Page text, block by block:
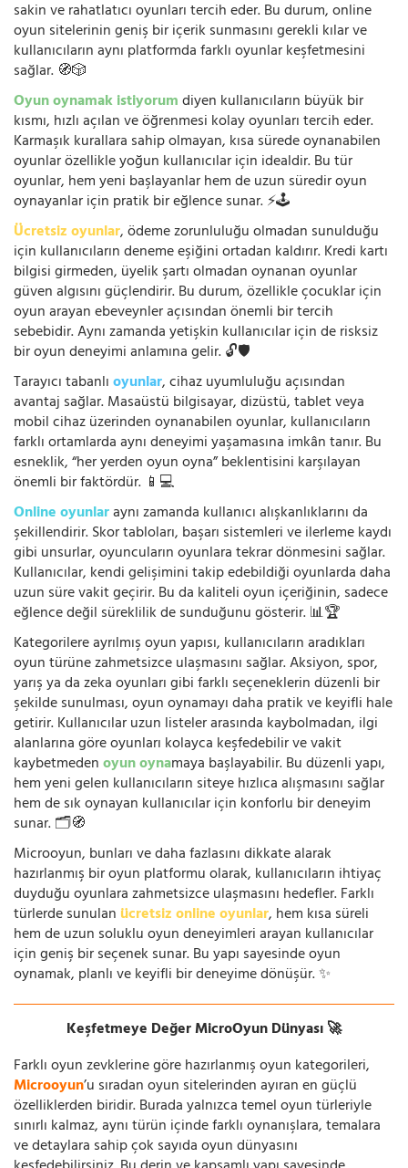
sakin ve rahatlatıcı oyunları tercih eder. Bu durum, online
oyun sitelerinin geniş bir içerik sunmasını gerekli kılar ve
kullanıcıların aynı platformda farklı oyunlar keşfetmesini
sağlar. 🧭🎲
Oyun oynamak istiyorumdiyen kullanıcıların büyük bir
kısmı, hızlı açılan ve öğrenmesi kolay oyunları tercih eder.
Karmaşık kurallara sahip olmayan, kısa sürede oynanabilen
oyunlar özellikle yoğun kullanıcılar için idealdir. Bu tür
oyunlar, hem yeni başlayanlar hem de uzun süredir oyun
oynayanlar için pratik bir eğlence sunar. ⚡🕹️
Ücretsiz oyunlar, ödeme zorunluluğu olmadan sunulduğu
için kullanıcıların deneme eşiğini ortadan kaldırır. Kredi kartı
bilgisi girmeden, üyelik şartı olmadan oynanan oyunlar
güven algısını güçlendirir. Bu durum, özellikle çocuklar için
oyun arayan ebeveynler açısından önemli bir tercih
sebebidir. Aynı zamanda yetişkin kullanıcılar için de risksiz
bir oyun deneyimi anlamına gelir. 🔓🛡️
Tarayıcı tabanlıoyunlar, cihaz uyumluluğu açısından
avantaj sağlar. Masaüstü bilgisayar, dizüstü, tablet veya
mobil cihaz üzerinden oynanabilen oyunlar, kullanıcıların
farklı ortamlarda aynı deneyimi yaşamasına imkân tanır. Bu
esneklik, “her yerden oyun oyna” beklentisini karşılayan
önemli bir faktördür. 📱💻
Online oyunlaraynı zamanda kullanıcı alışkanlıklarını da
şekillendirir. Skor tabloları, başarı sistemleri ve ilerleme kaydı
gibi unsurlar, oyuncuların oyunlara tekrar dönmesini sağlar.
Kullanıcılar, kendi gelişimini takip edebildiği oyunlarda daha
uzun süre vakit geçirir. Bu da kaliteli oyun içeriğinin, sadece
eğlence değil süreklilik de sunduğunu gösterir. 📊🏆
Kategorilere ayrılmış oyun yapısı, kullanıcıların aradıkları
oyun türüne zahmetsizce ulaşmasını sağlar. Aksiyon, spor,
yarış ya da zeka oyunları gibi farklı seçeneklerin düzenli bir
şekilde sunulması, oyun oynamayı daha pratik ve keyifli hale
getirir. Kullanıcılar uzun listeler arasında kaybolmadan, ilgi
alanlarına göre oyunları kolayca keşfedebilir ve vakit
kaybetmedenoyun oynamaya başlayabilir. Bu düzenli yapı,
hem yeni gelen kullanıcıların siteye hızlıca alışmasını sağlar
hem de sık oynayan kullanıcılar için konforlu bir deneyim
sunar. 🗂️🧭
Microoyun, bunları ve daha fazlasını dikkate alarak
hazırlanmış bir oyun platformu olarak, kullanıcıların ihtiyaç
duyduğu oyunlara zahmetsizce ulaşmasını hedefler. Farklı
türlerde sunulan ücretsiz online oyunlar, hem kısa süreli
hem de uzun soluklu oyun deneyimleri arayan kullanıcılar
için geniş bir seçenek sunar. Bu yapı sayesinde oyun
oynamak, planlı ve keyifli bir deneyime dönüşür. ✨
Keşfetmeye Değer MicroOyun Dünyası 🚀
Farklı oyun zevklerine göre hazırlanmış oyun kategorileri,
Microoyun’u sıradan oyun sitelerinden ayıran en güçlü
özelliklerden biridir. Burada yalnızca temel oyun türleriyle
sınırlı kalmaz, aynı türün içinde farklı oynanışlara, temalara
ve detaylara sahip çok sayıda oyun dünyasını